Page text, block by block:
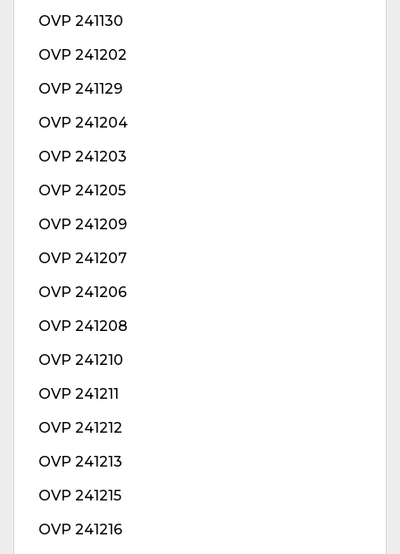
OVP 241130
OVP 241202
OVP 241129
OVP 241204
OVP 241203
OVP 241205
OVP 241209
OVP 241207
OVP 241206
OVP 241208
OVP 241210
OVP 241211
OVP 241212
OVP 241213
OVP 241215
OVP 241216